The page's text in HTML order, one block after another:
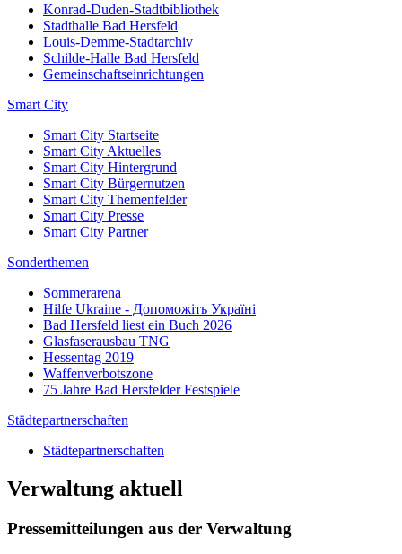
Konrad-Duden-Stadtbibliothek
Stadthalle Bad Hersfeld
Louis-Demme-Stadtarchiv
Schilde-Halle Bad Hersfeld
Gemeinschaftseinrichtungen
Smart City
Smart City Startseite
Smart City Aktuelles
Smart City Hintergrund
Smart City Bürgernutzen
Smart City Themenfelder
Smart City Presse
Smart City Partner
Sonderthemen
Sommerarena
Hilfe Ukraine - Допоможіть Україні
Bad Hersfeld liest ein Buch 2026
Glasfaserausbau TNG
Hessentag 2019
Waffenverbotszone
75 Jahre Bad Hersfelder Festspiele
Städtepartnerschaften
Städtepartnerschaften
Verwaltung aktuell
Pressemitteilungen aus der Verwaltung